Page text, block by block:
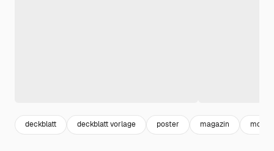
deckblatt deckblatt vorlage poster magazin